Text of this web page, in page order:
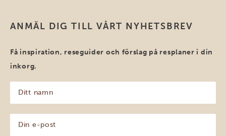
ANMÄL DIG TILL VÅRT NYHETSBREV
Få inspiration, reseguider och förslag på resplaner i din
inkorg.
namn
(Obligatoriskt)